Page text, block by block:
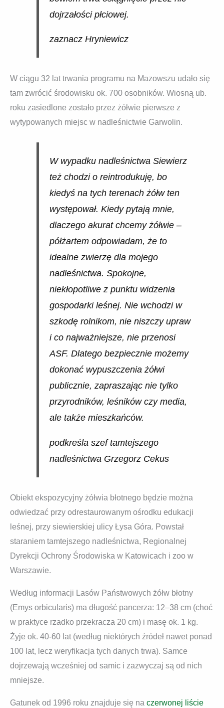
dojrzałości płciowej.
zaznacz Hryniewicz
W ciągu 32 lat trwania programu na Mazowszu udało się
tam zwrócić środowisku ok. 700 osobników. Wiosną ub.
roku zasiedlone zostało przez żółwie pierwsze z
wytypowanych miejsc w nadleśnictwie Garwolin.
W wypadku nadleśnictwa Siewierz
też chodzi o reintrodukuję, bo
kiedyś na tych terenach żółw ten
występował. Kiedy pytają mnie,
dlaczego akurat chcemy żółwie –
półżartem odpowiadam, że to
idealne zwierzę dla mojego
nadleśnictwa. Spokojne,
niekłopotliwe z punktu widzenia
gospodarki leśnej. Nie wchodzi w
szkodę rolnikom, nie niszczy upraw
i co najważniejsze, nie przenosi
ASF. Dlatego bezpiecznie możemy
dokonać wypuszczenia żółwi
publicznie, zapraszając nie tylko
przyrodników, leśników czy media,
ale także mieszkańców.
podkreśla szef tamtejszego
nadleśnictwa Grzegorz Cekus
Obiekt ekspozycyjny żółwia błotnego będzie można
odwiedzać przy odrestaurowanym ośrodku edukacji
leśnej, przy siewierskiej ulicy Łysa Góra. Powstał
staraniem tamtejszego nadleśnictwa, Regionalnej
Dyrekcji Ochrony Środowiska w Katowicach i zoo w
Warszawie.
Według informacji Lasów Państwowych żółw błotny
(Emys orbicularis) ma długość pancerza: 12–38 cm (choć
w praktyce rzadko przekracza 20 cm) i masę ok. 1 kg.
Żyje ok. 40-60 lat (według niektórych źródeł nawet ponad
100 lat, lecz weryfikacja tych danych trwa). Samce
dojrzewają wcześniej od samic i zazwyczaj są od nich
mniejsze.
Gatunek od 1996 roku znajduje się na czerwonej liście